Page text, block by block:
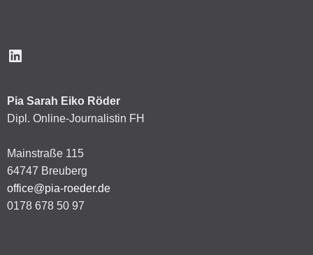
LinkedIn
Pia Sarah Eiko Röder
Dipl. Online-Journalistin FH
Mainstraße 115
64747 Breuberg
office@pia-roeder.de
0178 678 50 97